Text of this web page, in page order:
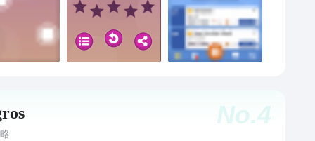
No.4